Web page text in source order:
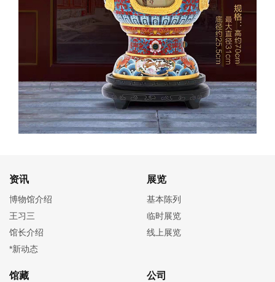
资讯
博物馆介绍
王习三
馆长介绍
*新动态
展览
基本陈列
临时展览
线上展览
馆藏 公司